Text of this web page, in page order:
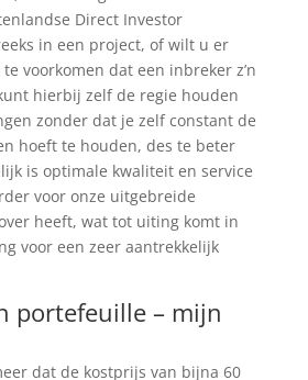
Direct Investor
in een project, of wilt u er
voorkomen dat een inbreker z’n
hierbij zelf de regie houden
zonder dat je zelf constant de
hoeft te houden, des te beter
is optimale kwaliteit en service
voor onze uitgebreide
heeft, wat tot uiting komt in
voor een zeer aantrekkelijk
portefeuille – mijn
dat de kostprijs van bijna 60